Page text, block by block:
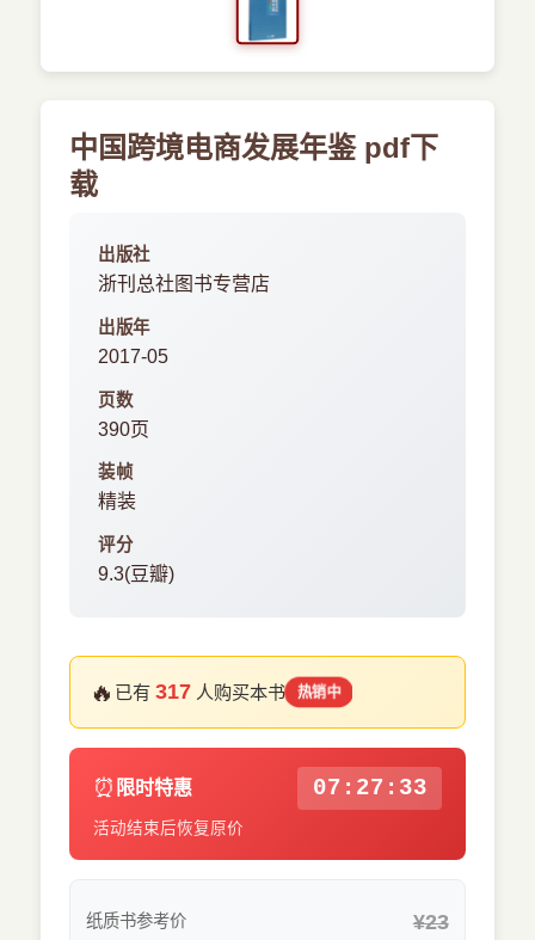
中国跨境电商发展年鉴 pdf下
载
出版社
浙刊总社图书专营店
出版年
2017-05
页数
390页
装帧
精装
评分
9.3(豆瓣)
🔥 已有317 人购买本书 热销中
⏰ 限时特惠 07:27:33
活动结束后恢复原价
纸质书参考价 ¥23